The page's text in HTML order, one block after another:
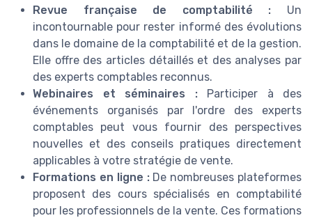
Revue française de comptabilité : Un
incontournable pour rester informé des évolutions
dans le domaine de la comptabilité et de la gestion.
Elle offre des articles détaillés et des analyses par
des experts comptables reconnus.
Webinaires et séminaires :Participer à des
événements organisés par l'ordre des experts
comptables peut vous fournir des perspectives
nouvelles et des conseils pratiques directement
applicables à votre stratégie de vente.
Formations en ligne :De nombreuses plateformes
proposent des cours spécialisés en comptabilité
pour les professionnels de la vente. Ces formations